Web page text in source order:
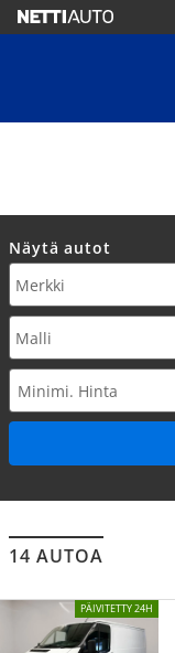
Näytä autot
14 AUTOA
PÄIVITETTY 24H